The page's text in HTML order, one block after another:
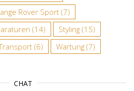
Rover Sport (7)
(14) Styling (15)
(6) Wartung (7)
CHAT